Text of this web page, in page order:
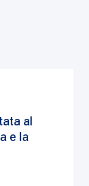
al
e la